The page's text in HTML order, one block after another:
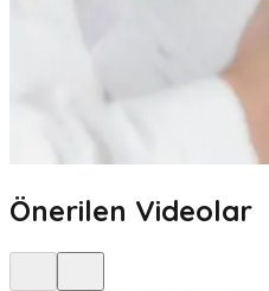
Önerilen Videolar